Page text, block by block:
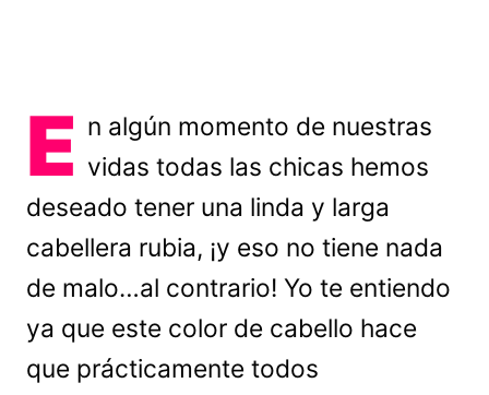
E n algún momento de nuestras
vidas todas las chicas hemos
deseado tener una linda y larga
cabellera rubia, ¡y eso no tiene nada
de malo…al contrario! Yo te entiendo
ya que este color de cabello hace
que prácticamente todos